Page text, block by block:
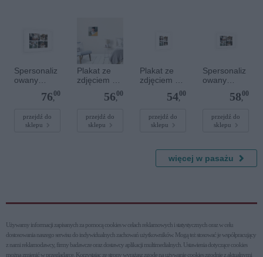
Spersonaliz
owany
plakat - 60 x
76,
00
przejdź do
sklepu
Plakat ze
zdjęciem 30
56,
00
przejdź do
sklepu
Plakat ze
zdjęciem 20
54,
00
przejdź do
sklepu
Spersonaliz
owany
plakat - 30 x
58,
00
przejdź do
sklepu
więcej w pasażu
Używamy informacji zapisanych za pomocą cookies w celach reklamowych i statystycznych oraz w celu
dostosowania naszego serwisu do indywidualnych zachowań użytkowni­ków. Mogą też stosować je współpracujący
z nami reklamodawcy, firmy badawcze oraz dostawcy aplikacji multimedialnych. Ustawienia dotyczące cookies
można zmienić w przeglądarce. Korzystając ze strony wyrażasz zgodę na używanie cookies zgodnie z aktualnymi